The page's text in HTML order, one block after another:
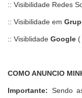
:: Visibilidade Redes
:: Visibilidade em
:: Visiblidade Google (
COMO ANUNCIO
Importante: Sendo